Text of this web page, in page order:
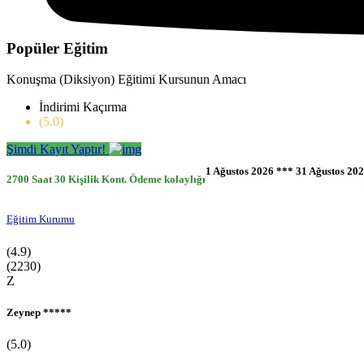
3-6 Yaş Aile Gelişim Kursu
0-36 Ay Evde Bebek Bakımı Kursu
Popüler Eğitim
Konuşma (Diksiyon) Eğitimi Kursunun Amacı
İndirimi Kaçırma
(5.0)
Şimdi Kayıt Yaptır!
2700 Saat30 Kişilik Kont. Ödeme kolaylığı
1 Ağustos 2026 *** 31 Ağustos
Eğitim Kurumu
(4.9)
(2230)
Z
Zeynep *****
(5.0)